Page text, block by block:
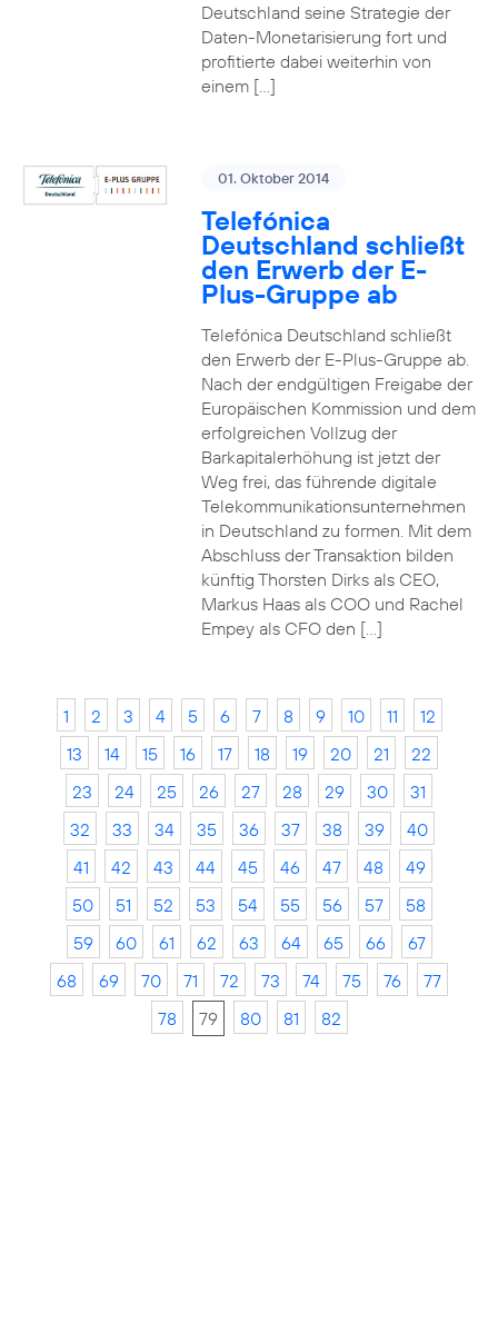
Deutschland seine Strategie der
Daten-Monetarisierung fort und
profitierte dabei weiterhin von
einem […]
01. Oktober 2014
Telefónica
Deutschland schließt
den Erwerb der E-
Plus-Gruppe ab
Telefónica Deutschland schließt
den Erwerb der E-Plus-Gruppe ab.
Nach der endgültigen Freigabe der
Europäischen Kommission und dem
erfolgreichen Vollzug der
Barkapitalerhöhung ist jetzt der
Weg frei, das führende digitale
Telekommunikationsunternehmen
in Deutschland zu formen. Mit dem
Abschluss der Transaktion bilden
künftig Thorsten Dirks als CEO,
Markus Haas als COO und Rachel
Empey als CFO den […]
1 2 3 4 5 6 7 8 9 10 11
12
13
14 15 16 17 18 19 20 21
22
23
24 25 26 27 28 29 30
31
32
33 34 35 36 37 38 39
40
41
42 43 44 45 46 47 48
49
50
51 52 53 54 55 56 57
58
59
60 61 62 63 64 65 66
67
68
69 70 71 72 73 74 75 76
77
78
79 80 81 82